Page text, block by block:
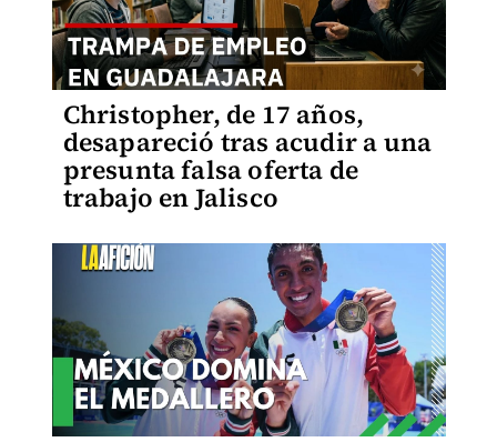
Christopher, de 17 años,
desapareció tras acudir a una
presunta falsa oferta de
trabajo en Jalisco